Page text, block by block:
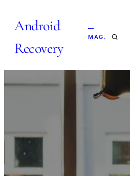
Android
Recovery
—
MAG.